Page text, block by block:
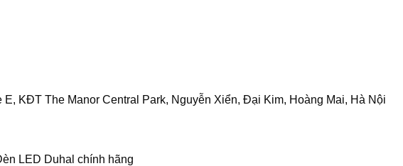
E, KĐT The Manor Central Park, Nguyễn Xiển, Đại Kim, Hoàng Mai, Hà Nội
LED Duhal chính hãng